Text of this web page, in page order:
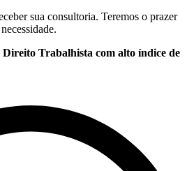
sua consultoria. Teremos o prazer
Trabalhista com alto índice de